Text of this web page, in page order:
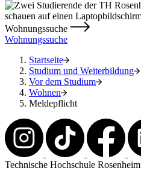
Wohnungssuche
Wohnungssuche
Startseite
Studium und Weiterbildung
Vor dem Studium
Wohnen
Meldepflicht
Technische Hochschule Rosenheim